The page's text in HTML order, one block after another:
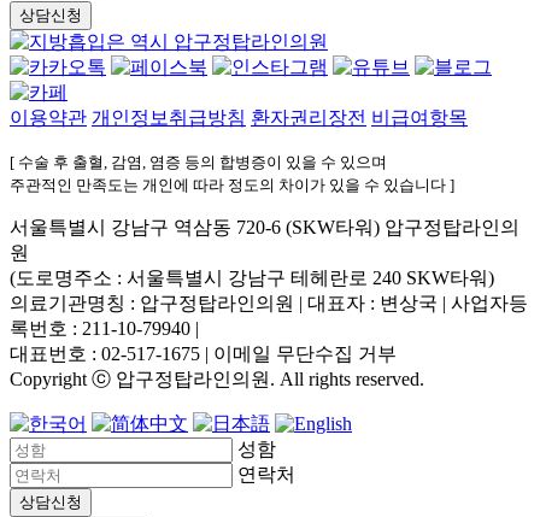
상담신청
이용약관 개인정보취급방침 환자권리장전 비급여항목
[ 수술 후 출혈, 감염, 염증 등의 합병증이 있을 수 있으며
주관적인 만족도는 개인에 따라 정도의 차이가 있을 수 있습니다 ]
서울특별시 강남구 역삼동 720-6 (SKW타워) 압구정탑라인의
원
(도로명주소 : 서울특별시 강남구 테헤란로 240 SKW타워)
의료기관명칭 : 압구정탑라인의원 | 대표자 : 변상국 | 사업자등
록번호 : 211-10-79940 |
대표번호 : 02-517-1675 | 이메일 무단수집 거부
Copyright ⓒ 압구정탑라인의원. All rights reserved.
성함
연락처
상담신청